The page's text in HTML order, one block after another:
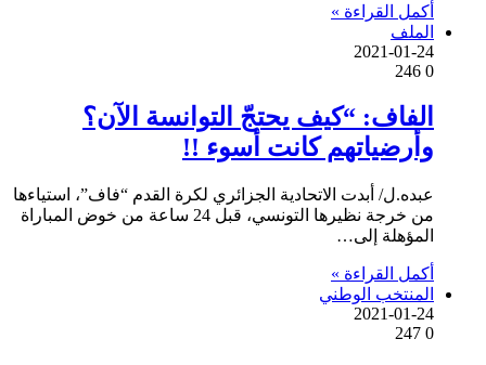
أكمل القراءة »
الملف
2021-01-24
0
الفاف: “كيف يحتجّ التوانسة الآن؟
وأرضياتهم كانت أسوء !!
عبده.ل/ أبدت الاتحادية الجزائري لكرة القدم “فاف”، استياءها
من خرجة نظيرها التونسي، قبل 24 ساعة من خوض المباراة
المؤهلة إلى…
أكمل القراءة »
المنتخب الوطني
2021-01-24
0